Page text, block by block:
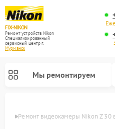
FIX-NIKON
Ремонт устройств Nikon
Специализированный
cервисный центр г.
Мурманск
Мы ремонтируем
Ремонт видеокамеры Nikon Z 30